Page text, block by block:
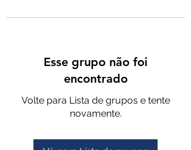
Esse grupo não foi
encontrado
Volte para Lista de grupos e tente
novamente.